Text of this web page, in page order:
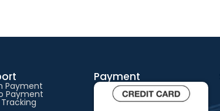
Payment
Payment
Payment